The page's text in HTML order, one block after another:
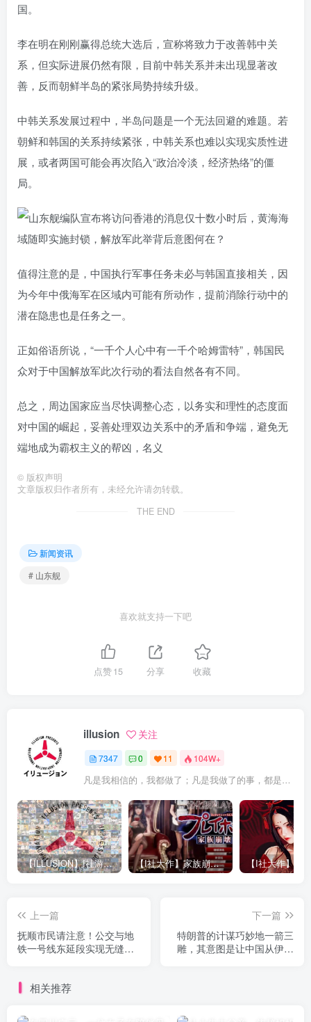
国。
李在明在刚刚赢得总统大选后，宣称将致力于改善韩中关
系，但实际进展仍然有限，目前中韩关系并未出现显著改
善，反而朝鲜半岛的紧张局势持续升级。
中韩关系发展过程中，半岛问题是一个无法回避的难题。若
朝鲜和韩国的关系持续紧张，中韩关系也难以实现实质性进
展，或者两国可能会再次陷入“政治冷淡，经济热络”的僵
局。
值得注意的是，中国执行军事任务未必与韩国直接相关，因
为今年中俄海军在区域内可能有所动作，提前消除行动中的
潜在隐患也是任务之一。
正如俗语所说，“一千个人心中有一千个哈姆雷特”，韩国民
众对于中国解放军此次行动的看法自然各有不同。
总之，周边国家应当尽快调整心态，以务实和理性的态度面
对中国的崛起，妥善处理双边关系中的矛盾和争端，避免无
端地成为霸权主义的帮凶，名义
© 版权声明
文章版权归作者所有，未经允许请勿转载。
THE END
新闻资讯
# 山东舰
喜欢就支持一下吧
点赞15 分享 收藏
illusion 关注
7347 0 11 104W+
凡是我相信的，我都做了；凡是我做了的事，都是全身心地投入去做的
【ILLUSION】I社游戏合集截至2025 无修正汉化硬盘纯净版手慢无[微云/OD] 【I社大作】家族崩坏Playhome 终极12.0收藏版新整合【85G/补档福利】【年费会员专享，手慢无】
上一篇
抚顺市民请注意！公交与地
铁一号线东延段实现无缝衔
下一篇
特朗普的计谋巧妙地一箭三
雕，其意图是让中国从伊朗
相关推荐